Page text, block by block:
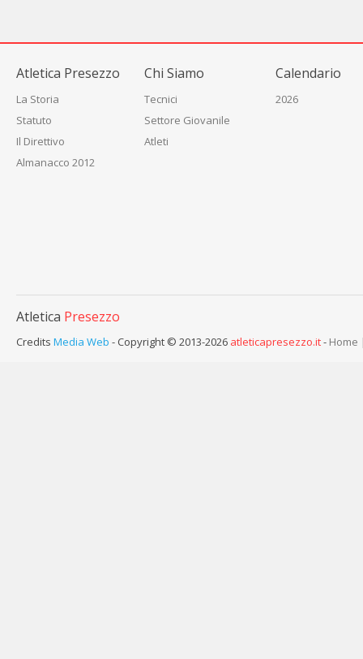
Atletica Presezzo
La Storia
Statuto
Il Direttivo
Almanacco 2012
Chi Siamo
Tecnici
Settore Giovanile
Atleti
Calendario
2026
Atletica Presezzo
Credits Media Web - Copyright © 2013-2026 atleticapresezzo.it- Home